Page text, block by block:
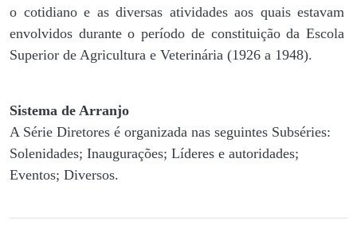
o cotidiano e as diversas atividades aos quais estavam
envolvidos durante o período de constituição da Escola
Superior de Agricultura e Veterinária (1926 a 1948).
Sistema de Arranjo
A Série Diretores é organizada nas seguintes Subséries:
Solenidades; Inaugurações; Líderes e autoridades;
Eventos; Diversos.